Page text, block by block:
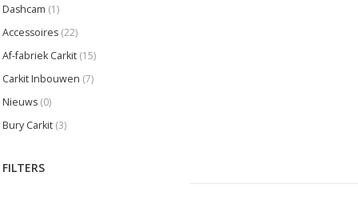
Dashcam (1)
Accessoires (22)
Af-fabriek Carkit (15)
Carkit Inbouwen (7)
Nieuws (0)
Bury Carkit (3)
FILTERS